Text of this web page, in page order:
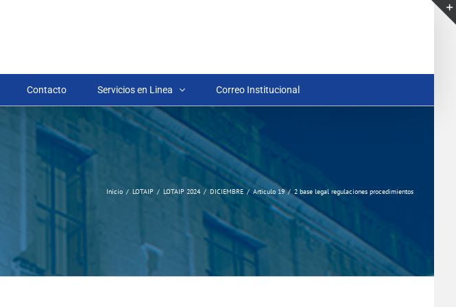
Contacto Servicios en Linea Correo Institucional
Inicio LOTAIP LOTAIP 2024 DICIEMBRE Articulo 19 2 base legal regulaciones procedimientos